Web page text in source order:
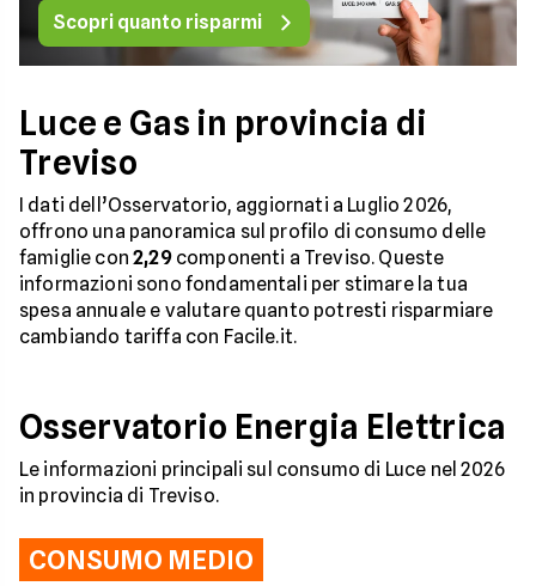
Scopri quanto risparmi
Luce e Gas in provincia di
Treviso
I dati dell’Osservatorio, aggiornati a Luglio 2026,
offrono una panoramica sul profilo di consumo delle
famiglie con2,29componenti a Treviso. Queste
informazioni sono fondamentali per stimare la tua
spesa annuale e valutare quanto potresti risparmiare
cambiando tariffa con Facile.it.
Osservatorio Energia Elettrica
Le informazioni principali sul consumo di Luce nel 2026
in provincia di Treviso.
CONSUMO MEDIO